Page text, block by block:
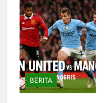
BERITA